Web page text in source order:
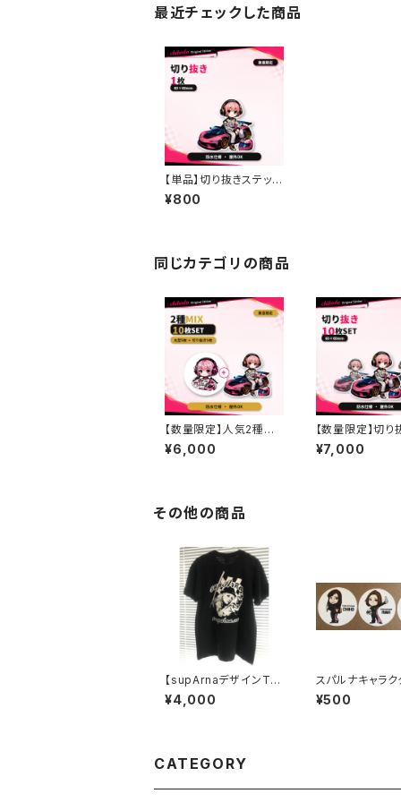
最近チェックした商品
【単品】切り抜きステッカ
ー｜chihodaオリジナ
ル｜防水・屋外OK
¥800
同じカテゴリの商品
【数量限定】人気2種入
り｜chihodaオリジナ
ルステッカー豪華10枚
¥6,000
【数量限定】切り
イプ10枚セット
daオリジナルス
¥7,000
その他の商品
【supArnaデザインTシ
ャツ】
¥4,000
スパルナキャラ
テッカー小(白)
¥500
CATEGORY